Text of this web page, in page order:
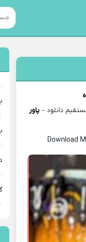
دانلود –پاور